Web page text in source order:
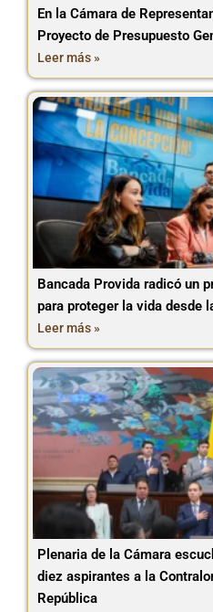
En la Cámara de
Proyecto de Presupuesto
Leer más »
Bancada Provida radicó un
para proteger la vida desde
Leer más »
Plenaria de la Cámara
diez aspirantes a la
República